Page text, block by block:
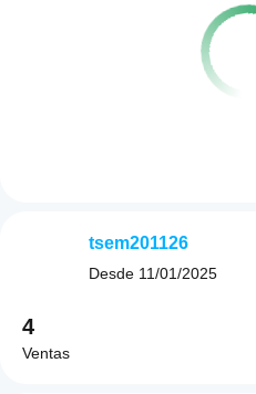
tsem201126
Desde 11/01/2025
4
Ventas